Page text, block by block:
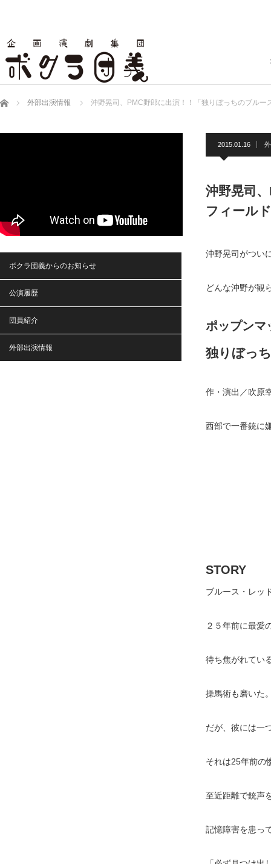
ホーム 外部出演情報 沖野晃司、PMC野郎に出演！！「独りぼっちのブルー
2015.01.16
沖野晃司
フィール
沖野晃司がつい
どんな沖野が観
ポップンマ
独りぼっ
作・演出／吹原
西部で一番銃に
STORY
ブルース・レッ
２５年前に最愛
待ち焦がれてい
操馬術も磨いた
だが、彼には一
それは25年前の
至近距離で銃声
記憶障害を患っ
ボクラ団義からのお知らせ
公演履歴
団員紹介
外部出演情報